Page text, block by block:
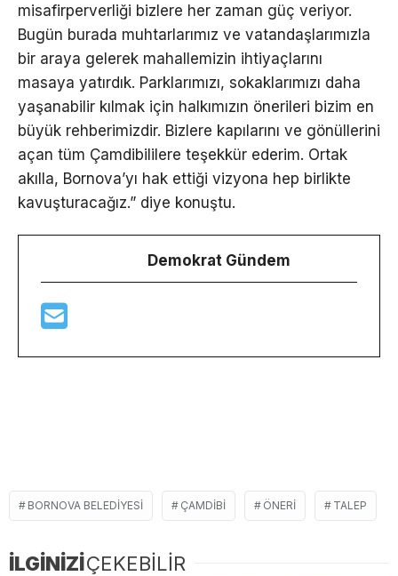
misafirperverliği bizlere her zaman güç veriyor.
Bugün burada muhtarlarımız ve vatandaşlarımızla
bir araya gelerek mahallemizin ihtiyaçlarını
masaya yatırdık. Parklarımızı, sokaklarımızı daha
yaşanabilir kılmak için halkımızın önerileri bizim en
büyük rehberimizdir. Bizlere kapılarını ve gönüllerini
açan tüm Çamdibililere teşekkür ederim. Ortak
akılla, Bornova’yı hak ettiği vizyona hep birlikte
kavuşturacağız.” diye konuştu.
Demokrat Gündem
BORNOVA BELEDIYESI ÇAMDIBI ÖNERI TALEP
İLGİNİZİÇEKEBİLİR